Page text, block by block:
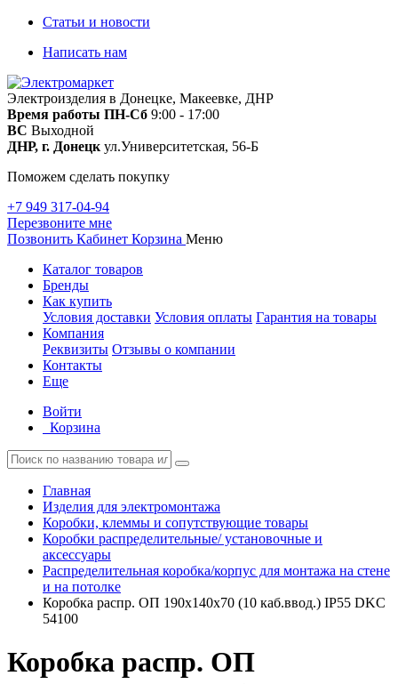
Статьи и новости
Написать нам
Электроизделия в Донецке, Макеевке, ДНР
Время работы ПН-Сб 9:00 - 17:00
ВС Выходной
ДНР, г. Донецк ул.Университетская, 56-Б
Поможем сделать покупку
+7 949 317-04-94
Перезвоните мне
Позвонить Кабинет Корзина Меню
Каталог товаров
Бренды
Как купить
Условия доставки Условия оплаты Гарантия на товары
Компания
Реквизиты Отзывы о компании
Контакты
Еще
Войти
Корзина
Главная
Изделия для электромонтажа
Коробки, клеммы и сопутствующие товары
Коробки распределительные/ установочные и
аксессуары
Распределительная коробка/корпус для монтажа на стене
и на потолке
Коробка распр. ОП 190х140х70 (10 каб.ввод.) IP55 DKC
54100
Коробка распр. ОП